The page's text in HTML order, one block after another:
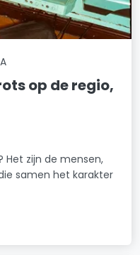
op de regio,
Het zijn de mensen,
samen het karakter